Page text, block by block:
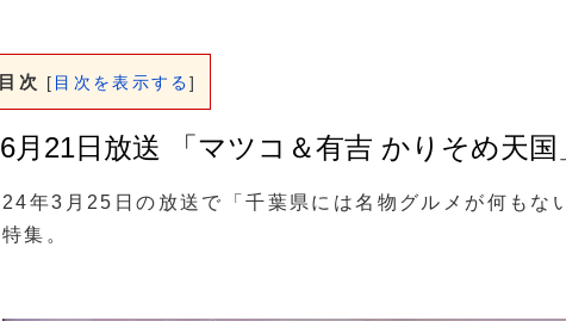
目次 [ 目次を表示する]
6月21日放送 「マツコ＆有吉 かりそめ天
24年3月25日の放送で「千葉県には名物グルメが何もな
特集。